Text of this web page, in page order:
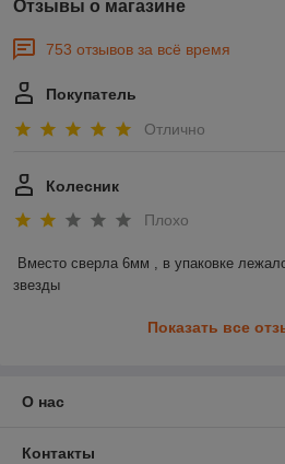
Отзывы о магазине
753 отзывов за всё время
Покупатель
Отлично
Колесник
Плохо
Вместо сверла 6мм , в упаковке
звезды
Показать все
О нас
Контакты